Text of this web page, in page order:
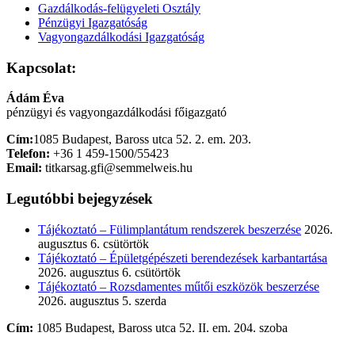
Gazdálkodás-felügyeleti Osztály
Pénzügyi Igazgatóság
Vagyongazdálkodási Igazgatóság
Kapcsolat:
Ádám Éva
pénzügyi és vagyongazdálkodási főigazgató
Cím:1085 Budapest, Baross utca 52. 2. em. 203.
Telefon: +36 1 459-1500/55423
Email: titkarsag.gfi@semmelweis.hu
Legutóbbi bejegyzések
Tájékoztató – Fülimplantátum rendszerek beszerzése 2026.
augusztus 6. csütörtök
Tájékoztató – Épületgépészeti berendezések karbantartása
2026. augusztus 6. csütörtök
Tájékoztató – Rozsdamentes műtői eszközök beszerzése
2026. augusztus 5. szerda
Cím: 1085 Budapest, Baross utca 52. II. em. 204. szoba